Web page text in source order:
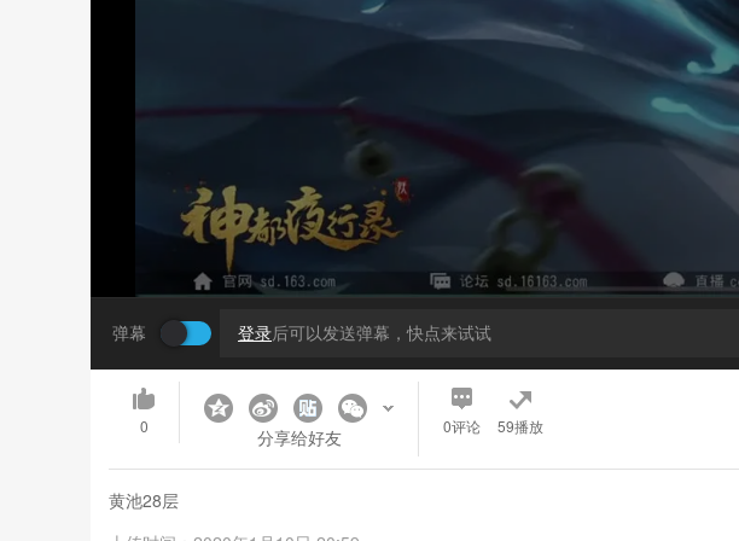
弹幕 登录后可以发送弹幕，快点来试试
0 分享给好友 0评论 59播放
黄池28层